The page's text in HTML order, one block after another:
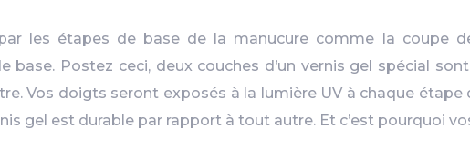
les étapes de base de la manucure comme la coupe
base. Postez ceci, deux couches d’un vernis gel spécial
Vos doigts seront exposés à la lumière UV à chaque
gel est durable par rapport à tout autre. Et c’est pourquoi